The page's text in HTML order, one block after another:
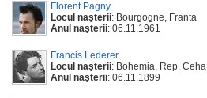
Florent Pagny
Locul naşterii: Bourgogne, Franta
Anul naşterii: 06.11.1961
Francis Lederer
Locul naşterii: Bohemia, Rep. Ceha
Anul naşterii: 06.11.1899